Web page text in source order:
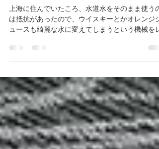
透明感
上海に住んでいたころ、水道水をそのまま使うの
ュースも綺麗な水に変えてしまうという機械をレ
ンタルして使ってて、それはいろいろなフィルタ
してしまうという濾過式のものでした。...